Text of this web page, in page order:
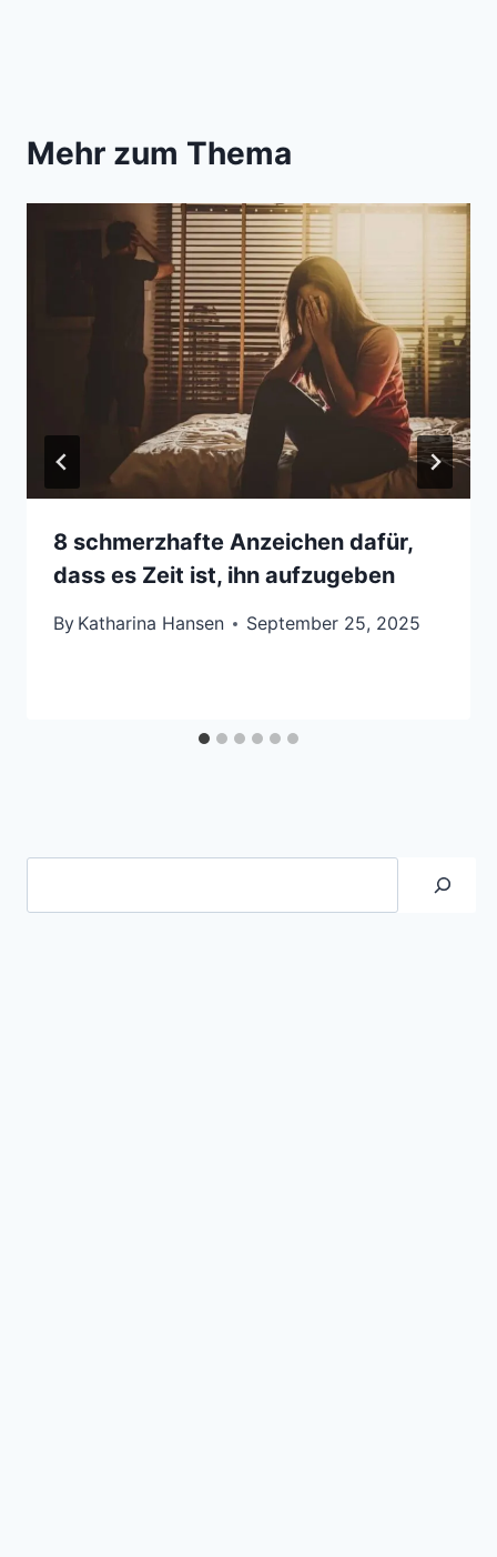
Mehr zum Thema
8 schmerzhafte Anzeichen dafür,
dass es Zeit ist, ihn aufzugeben
By Katharina Hansen September 25, 2025